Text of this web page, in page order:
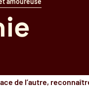
de l’autre,